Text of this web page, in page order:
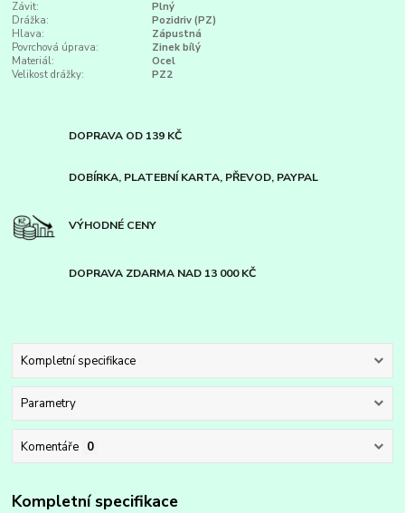
Závit:
Plný
Drážka:
Pozidriv (PZ)
Hlava:
Zápustná
Povrchová úprava:
Zinek bílý
Materiál:
Ocel
Velikost drážky:
PZ2
DOPRAVA OD 139 KČ
DOBÍRKA, PLATEBNÍ KARTA, PŘEVOD, PAYPAL
VÝHODNÉ CENY
DOPRAVA ZDARMA NAD 13 000 KČ
Kompletní specifikace
Parametry
Komentáře 0
Kompletní specifikace